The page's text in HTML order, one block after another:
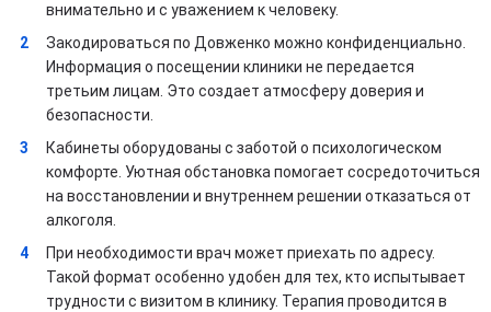
внимательно и с уважением к человеку.
Закодироваться по Довженко можно конфиденциально.
Информация о посещении клиники не передается
третьим лицам. Это создает атмосферу доверия и
безопасности.
Кабинеты оборудованы с заботой о психологическом
комфорте. Уютная обстановка помогает сосредоточиться
на восстановлении и внутреннем решении отказаться от
алкоголя.
При необходимости врач может приехать по адресу.
Такой формат особенно удобен для тех, кто испытывает
трудности с визитом в клинику. Терапия проводится в